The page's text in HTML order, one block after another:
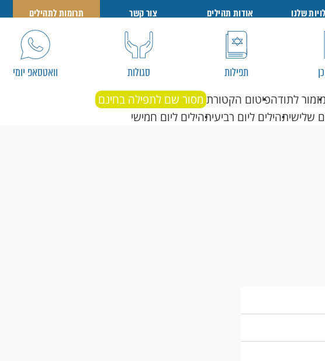
שלנו אודות תהילים צור קשר תרומות לתהילים
תפילות סגולות וואטסאפ יומי
מזמור לתודהפיטום הקטורת מסור שם לתפילה בחינם
שלישיתהילים ליום רביעיתהילים ליום חמישי